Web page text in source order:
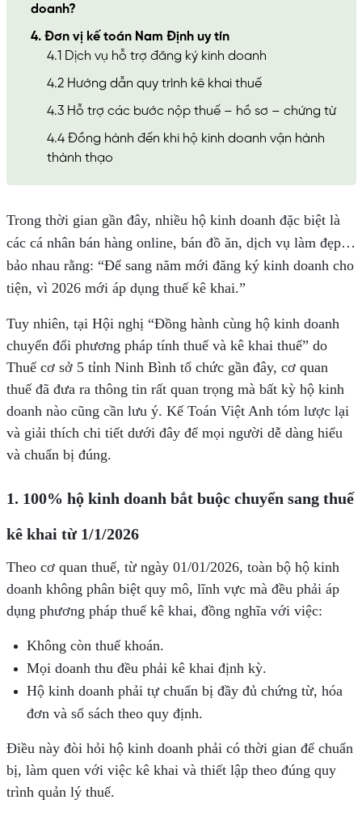
doanh?
4. Đơn vị kế toán Nam Định uy tín
4.1 Dịch vụ hỗ trợ đăng ký kinh doanh
4.2 Hướng dẫn quy trình kê khai thuế
4.3 Hỗ trợ các bước nộp thuế – hồ sơ – chứng từ
4.4 Đồng hành đến khi hộ kinh doanh vận hành
thành thạo
Trong thời gian gần đây, nhiều hộ kinh doanh đặc biệt là
các cá nhân bán hàng online, bán đồ ăn, dịch vụ làm đẹp…
bảo nhau rằng: “Để sang năm mới đăng ký kinh doanh cho
tiện, vì 2026 mới áp dụng thuế kê khai.”
Tuy nhiên, tại Hội nghị “Đồng hành cùng hộ kinh doanh
chuyển đổi phương pháp tính thuế và kê khai thuế” do
Thuế cơ sở 5 tỉnh Ninh Bình tổ chức gần đây, cơ quan
thuế đã đưa ra thông tin rất quan trọng mà bất kỳ hộ kinh
doanh nào cũng cần lưu ý. Kế Toán Việt Anh tóm lược lại
và giải thích chi tiết dưới đây để mọi người dễ dàng hiểu
và chuẩn bị đúng.
1. 100% hộ kinh doanh bắt buộc chuyển sang thuế
kê khai từ 1/1/2026
Theo cơ quan thuế, từ ngày 01/01/2026, toàn bộ hộ kinh
doanh không phân biệt quy mô, lĩnh vực mà đều phải áp
dụng phương pháp thuế kê khai, đồng nghĩa với việc:
Không còn thuế khoán.
Mọi doanh thu đều phải kê khai định kỳ.
Hộ kinh doanh phải tự chuẩn bị đầy đủ chứng từ, hóa
đơn và sổ sách theo quy định.
Điều này đòi hỏi hộ kinh doanh phải có thời gian để chuẩn
bị, làm quen với việc kê khai và thiết lập theo đúng quy
trình quản lý thuế.